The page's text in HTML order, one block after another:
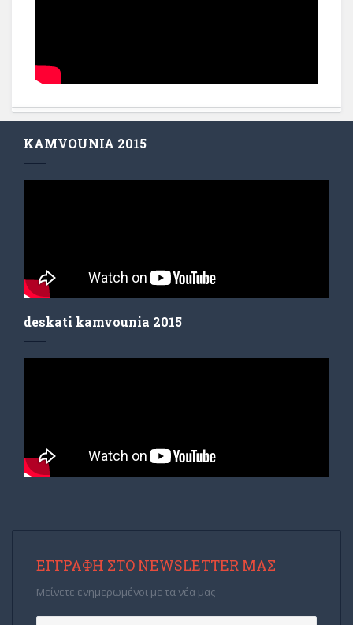
KAMVOUNIA 2015
deskati kamvounia 2015
ΕΓΓΡΑΦΉ ΣΤΟ NEWSLETTER ΜΑΣ
Μείνετε ενημερωμένοι με τα νέα μας